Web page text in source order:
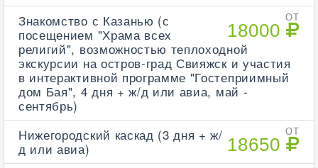
ОТ
18000
Знакомство с Казанью (с
посещением "Храма всех
религий", возможностью теплоходной
экскурсии на остров-град Свияжск и участия
в интерактивной программе "Гостеприимный
дом Бая", 4 дня + ж/д или авиа, май -
сентябрь)
ОТ
18650
Нижегородский каскад (3 дня + ж/
д или авиа)